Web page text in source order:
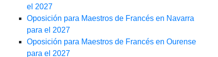
el 2027
Oposición para Maestros de Francés en Navarra
para el 2027
Oposición para Maestros de Francés en Ourense
para el 2027